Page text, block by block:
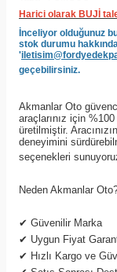
Harici olarak BUJİ
İnceliyor olduğunuz
stok durumu
'
geçebilirsiniz.
Akmanlar Oto
araçlarınız için
üretilmiştir.
deneyimini
seçenekleri
Neden Akmanlar
✔ Güvenilir Marka
✔ Uygun Fiyat
✔ Hızlı Kargo ve